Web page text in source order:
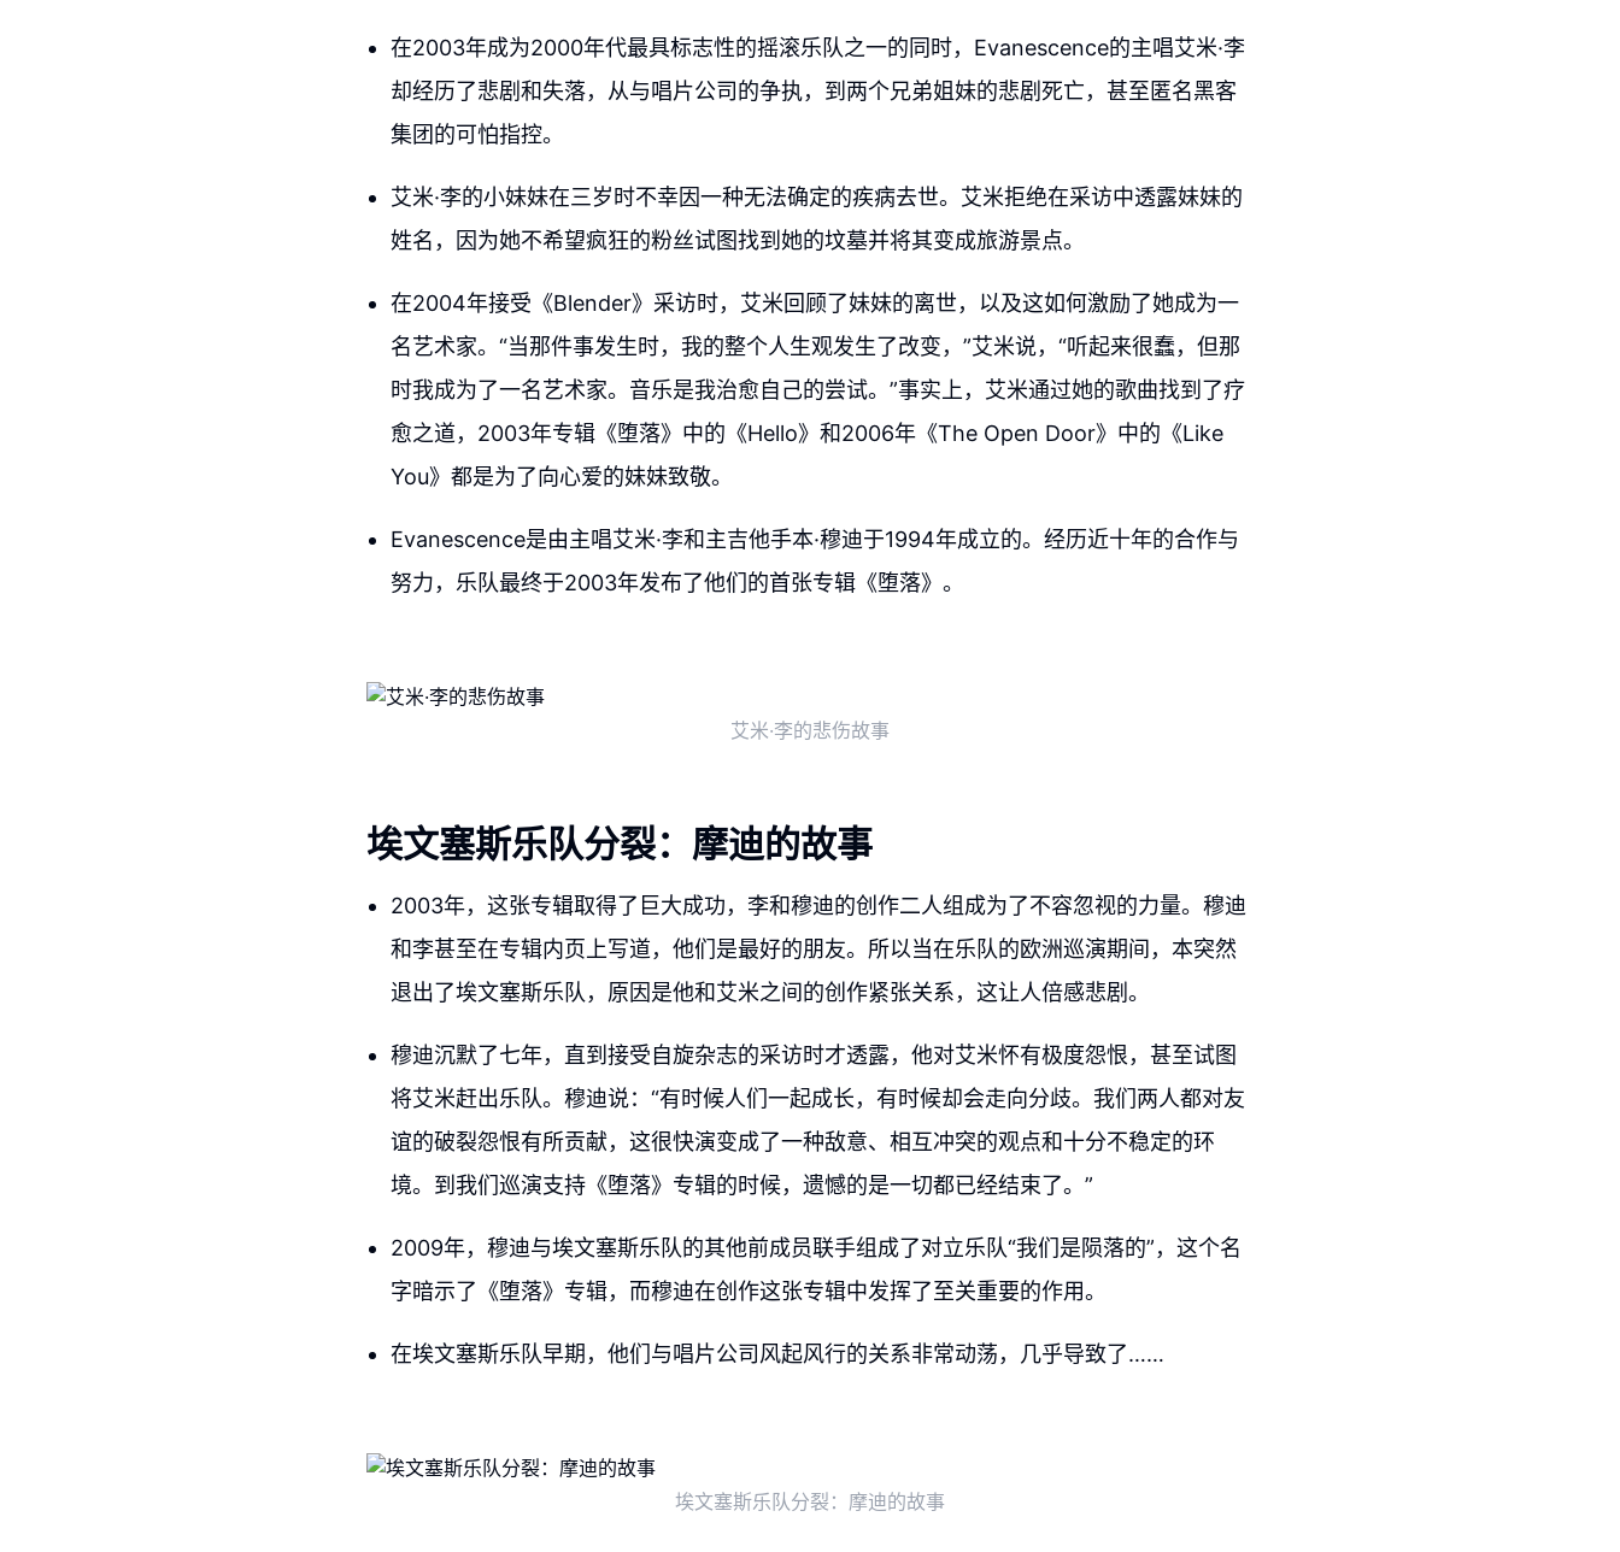
在2003年成为2000年代最具标志性的摇滚乐队之一的同时，Evanescence的主唱艾米·李
却经历了悲剧和失落，从与唱片公司的争执，到两个兄弟姐妹的悲剧死亡，甚至匿名黑客
集团的可怕指控。
艾米·李的小妹妹在三岁时不幸因一种无法确定的疾病去世。艾米拒绝在采访中透露妹妹的
姓名，因为她不希望疯狂的粉丝试图找到她的坟墓并将其变成旅游景点。
在2004年接受《Blender》采访时，艾米回顾了妹妹的离世，以及这如何激励了她成为一
名艺术家。“当那件事发生时，我的整个人生观发生了改变，”艾米说，“听起来很蠢，但那
时我成为了一名艺术家。音乐是我治愈自己的尝试。”事实上，艾米通过她的歌曲找到了疗
愈之道，2003年专辑《堕落》中的《Hello》和2006年《The Open Door》中的《Like
You》都是为了向心爱的妹妹致敬。
Evanescence是由主唱艾米·李和主吉他手本·穆迪于1994年成立的。经历近十年的合作与
努力，乐队最终于2003年发布了他们的首张专辑《堕落》。
艾米·李的悲伤故事
埃文塞斯乐队分裂：摩迪的故事
2003年，这张专辑取得了巨大成功，李和穆迪的创作二人组成为了不容忽视的力量。穆迪
和李甚至在专辑内页上写道，他们是最好的朋友。所以当在乐队的欧洲巡演期间，本突然
退出了埃文塞斯乐队，原因是他和艾米之间的创作紧张关系，这让人倍感悲剧。
穆迪沉默了七年，直到接受自旋杂志的采访时才透露，他对艾米怀有极度怨恨，甚至试图
将艾米赶出乐队。穆迪说：“有时候人们一起成长，有时候却会走向分歧。我们两人都对友
谊的破裂怨恨有所贡献，这很快演变成了一种敌意、相互冲突的观点和十分不稳定的环
境。到我们巡演支持《堕落》专辑的时候，遗憾的是一切都已经结束了。”
2009年，穆迪与埃文塞斯乐队的其他前成员联手组成了对立乐队“我们是陨落的”，这个名
字暗示了《堕落》专辑，而穆迪在创作这张专辑中发挥了至关重要的作用。
在埃文塞斯乐队早期，他们与唱片公司风起风行的关系非常动荡，几乎导致了……
埃文塞斯乐队分裂：摩迪的故事